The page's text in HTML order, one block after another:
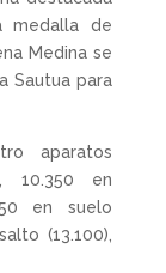
medalla de
Medina se
Sautua para
aparatos
10.350 en
en suelo
(13.100),